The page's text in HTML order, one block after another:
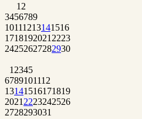
1 2
3456789
10111213141516
1718192021 2223
24252627282930
1 2345
6789101112
13141516171819
2021 2223242526
2728293031